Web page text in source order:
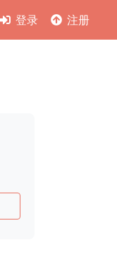
登录 注册